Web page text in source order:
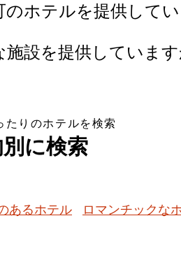
のホテルを提供して
施設を提供していま
たりのホテルを検索
別に検索
あるホテル
ロマンチックな